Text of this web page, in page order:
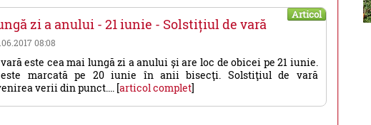
Articol
zi a anului - 21 iunie - Solstițiul de vară
08:08
este cea mai lungă zi a anului și are loc de obicei pe 21 iunie.
marcată pe 20 iunie în anii bisecţi. Solstiţiul de vară
verii din punct.... [articol complet]